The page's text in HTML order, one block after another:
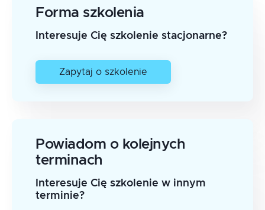
Forma szkolenia
Interesuje Cię szkolenie stacjonarne?
Zapytaj o szkolenie
Powiadom o kolejnych
terminach
Interesuje Cię szkolenie w innym
terminie?